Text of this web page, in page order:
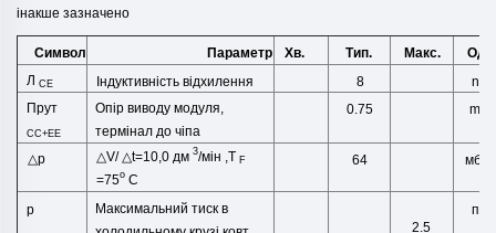
інакше зазначено
Символ Параметр Хв. Тип. Макс.
ЛСЕ Індуктивність відхилення 8
nH
Прут
CC+EE
Опір виводу модуля,
термінал до чіпа
0.75 mΩ
△p △V/ △t=10,0 дм 3/мін ,T F
=75o C
64
p
Максимальний тиск в
2.5